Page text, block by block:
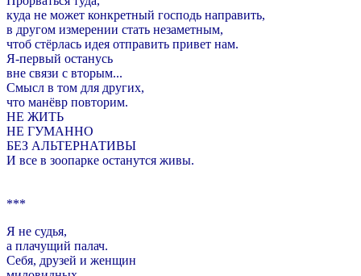
куда не может конкретный господь направить,
в другом измерении стать незаметным,
чтоб стёрлась идея отправить привет нам.
Я-первый останусь
вне связи с вторым...
Смысл в том для других,
что манёвр повторим.
НЕ ЖИТЬ
НЕ ГУМАННО
БЕЗ АЛЬТЕРНАТИВЫ
И все в зоопарке останутся живы.
***
Я не судья,
а плачущий палач.
Себя, друзей и женщин